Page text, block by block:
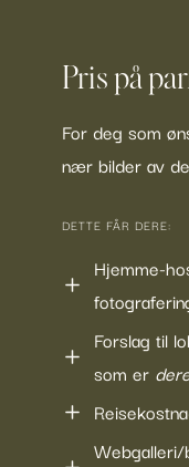
Pris på
For deg som
nær bilder av
DETTE FÅR DERE:
Hjemme-
Forslag til
som er